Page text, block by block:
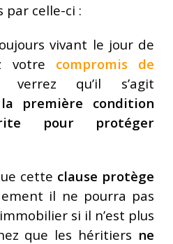
par celle-ci :
vivant le jour de
votre compromis de
qu’il s’agit
la première condition
pour protéger
cette clause protège
il ne pourra pas
si il n’est plus
que les héritiers ne